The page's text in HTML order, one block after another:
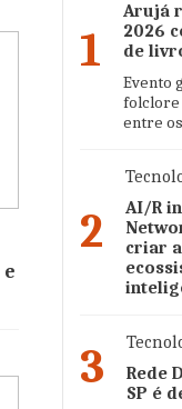
1
Arujá
2026
de
Evento
folclore
entre
2
AI/R
criar
3
Rede
SP é